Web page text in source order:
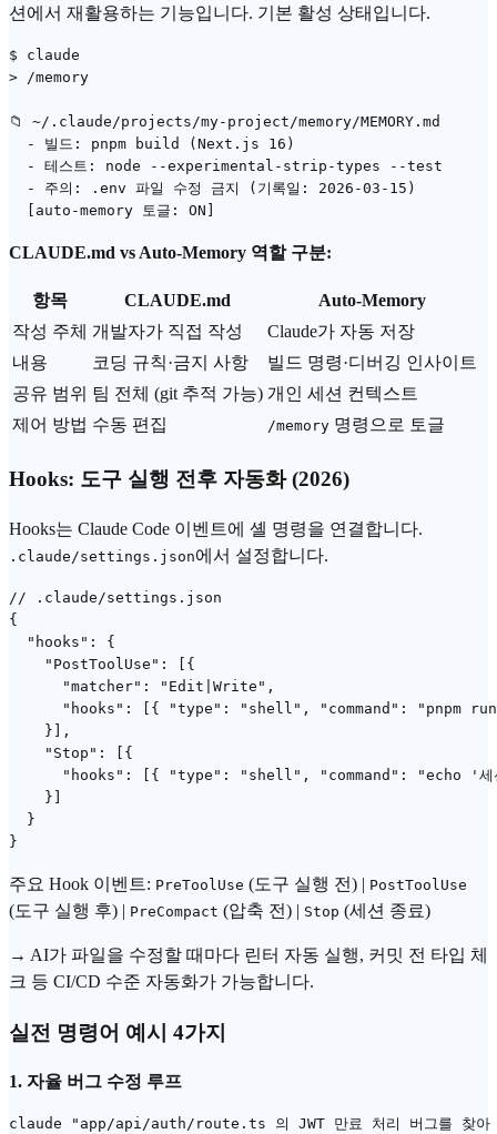
션에서 재활용하는 기능입니다. 기본 활성 상태입니다.
$ claude
> /memory
📁 ~/.claude/projects/my-project/memory/MEMORY.md
  - 빌드: pnpm build (Next.js 16)
  - 테스트: node --experimental-strip-types --test
  - 주의: .env 파일 수정 금지 (기록일: 2026-03-15)
CLAUDE.md vs Auto-Memory 역할 구분:
항목 CLAUDE.md
Auto-Memory
작성 주체 개발자가 직접 작성
Claude가 자동 저장
내용
코딩 규칙·금지 사항
빌드 명령·디버깅 인사이트
공유 범위 팀 전체 (git 추적 가능) 개인 세션 컨텍스트
제어 방법 수동 편집 /memory 명령으로 토글
Hooks: 도구 실행 전후 자동화 (2026)
Hooks는 Claude Code 이벤트에 셸 명령을 연결합니다.
.claude/settings.json에서 설정합니다.
// .claude/settings.json
{
  "hooks": {
    "PostToolUse": [{
      "matcher": "Edit|Write",
"hooks": [{ "type": "shell", "command": "pnpm
    }],
    "Stop": [{
"hooks": [{ "type": "shell", "command": "echo '
    }]
  }
주요 Hook 이벤트: PreToolUse (도구 실행 전) | PostToolUse
(도구 실행 후) | PreCompact (압축 전) | Stop (세션 종료)
→ AI가 파일을 수정할 때마다 린터 자동 실행, 커밋 전 타입 체
크 등 CI/CD 수준 자동화가 가능합니다.
실전 명령어 예시 4가지
1. 자율 버그 수정 루프
claude "app/api/auth/route.ts 의 JWT 만료 처리 버그를 찾아